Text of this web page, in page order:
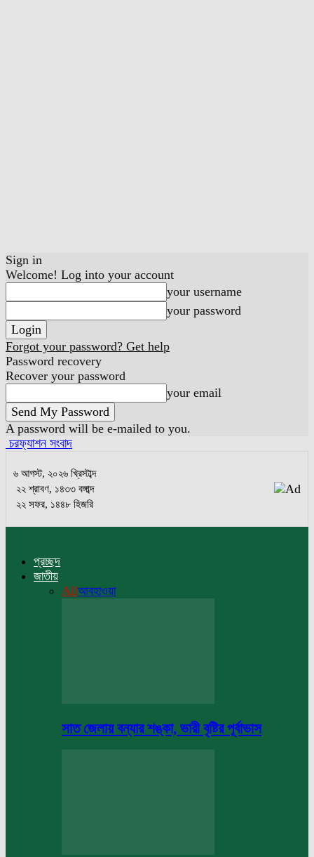
Sign in
Welcome! Log into your account
your username
your password
Forgot your password? Get help
Password recovery
Recover your password
your email
A password will be e-mailed to you.
চরফ্যাশন সংবাদ
৬ আগস্ট, ২০২৬ খ্রিস্টাব্দ
২২ শ্রাবণ, ১৪৩৩ বঙ্গাব্দ
২২ সফর, ১৪৪৮ হিজরি
প্রচ্ছদ
জাতীয়
Allআবহাওয়া
সাত জেলায় বন্যার শঙ্কা, ভারী বৃষ্টির পূর্বাভাস